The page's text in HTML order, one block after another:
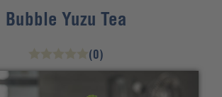
Bubble Yuzu Tea
(0)